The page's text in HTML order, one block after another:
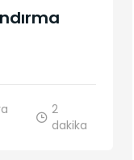
2
dakika